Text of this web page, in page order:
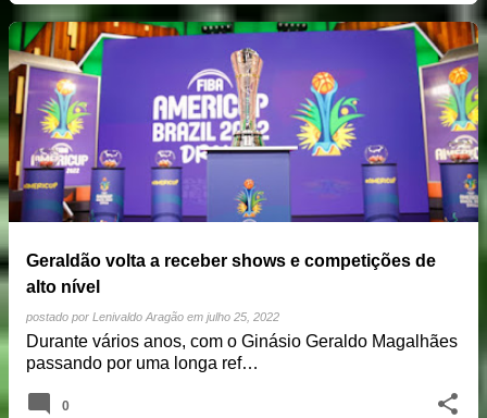
Geraldão volta a receber shows e competições de
alto nível
postado por Lenivaldo Aragão em julho 25, 2022
Durante vários anos, com o Ginásio Geraldo Magalhães
passando por uma longa ref…
0